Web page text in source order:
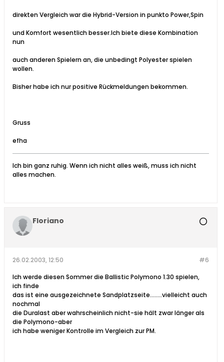
direkten Vergleich war die Hybrid-Version in punkto Power,Spin
und Komfort wesentlich besser.Ich biete diese Kombination
nun
auch anderen Spielern an, die unbedingt Polyester spielen
wollen.
Bisher habe ich nur positive Rückmeldungen bekommen.
Gruss
efha
Ich bin ganz ruhig. Wenn ich nicht alles weiß, muss ich nicht
alles machen.
Floriano
#6
26.02.2003, 12:50
Ich werde diesen Sommer die Ballistic Polymono 1.30 spielen,
ich finde
das ist eine ausgezeichnete Sandplatzseite........vielleicht auch
nochmal
die Duralast aber wahrscheinlich nicht-sie hält zwar länger als
die Polymono-aber
ich habe weniger Kontrolle im Vergleich zur PM.